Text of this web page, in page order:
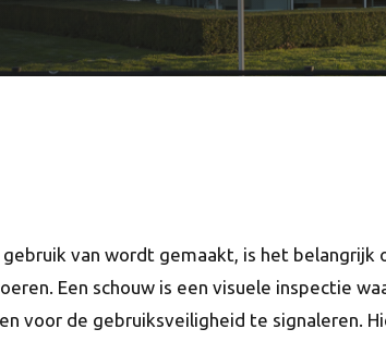
van wordt gemaakt, is het
Een schouw is een visuele inspectie
voor de gebruiksveiligheid te signaleren.